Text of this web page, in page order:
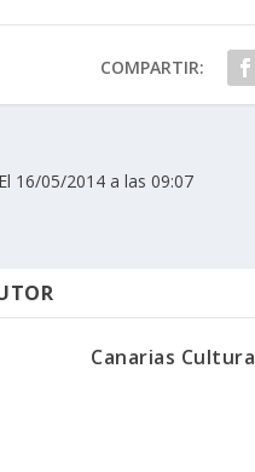
COMPARTIR:
16/05/2014 a las 09:07
Canarias Cultura